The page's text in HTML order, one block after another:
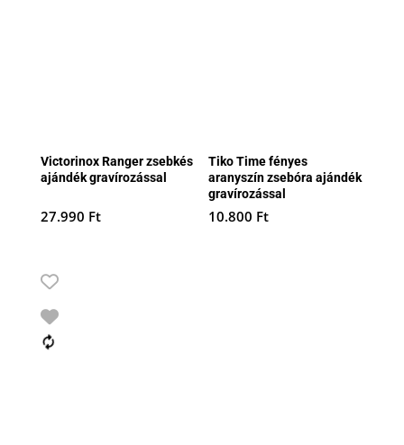
Victorinox Ranger zsebkés
ajándék gravírozással
27.990 Ft
Tiko Time fényes
aranyszín zsebóra ajándék
gravírozással
10.800 Ft